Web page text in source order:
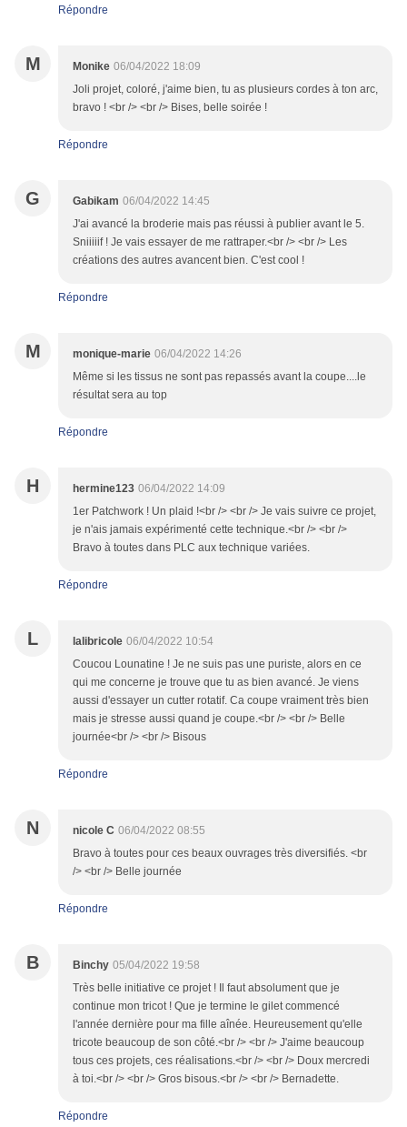
Répondre
M Monike 06/04/2022 18:09
Joli projet, coloré, j'aime bien, tu as plusieurs cordes à ton arc,
bravo ! <br /> <br /> Bises, belle soirée !
Répondre
G Gabikam 06/04/2022 14:45
J'ai avancé la broderie mais pas réussi à publier avant le 5.
Sniiiiif ! Je vais essayer de me rattraper.<br /> <br /> Les
créations des autres avancent bien. C'est cool !
Répondre
M monique-marie 06/04/2022 14:26
Même si les tissus ne sont pas repassés avant la coupe....le
résultat sera au top
Répondre
H hermine123 06/04/2022 14:09
1er Patchwork ! Un plaid !<br /> <br /> Je vais suivre ce projet,
je n'ais jamais expérimenté cette technique.<br /> <br />
Bravo à toutes dans PLC aux technique variées.
Répondre
L lalibricole 06/04/2022 10:54
Coucou Lounatine ! Je ne suis pas une puriste, alors en ce
qui me concerne je trouve que tu as bien avancé. Je viens
aussi d'essayer un cutter rotatif. Ca coupe vraiment très bien
mais je stresse aussi quand je coupe.<br /> <br /> Belle
journée<br /> <br /> Bisous
Répondre
N nicole C 06/04/2022 08:55
Bravo à toutes pour ces beaux ouvrages très diversifiés. <br
/> <br /> Belle journée
Répondre
B Binchy 05/04/2022 19:58
Très belle initiative ce projet ! Il faut absolument que je
continue mon tricot ! Que je termine le gilet commencé
l'année dernière pour ma fille aînée. Heureusement qu'elle
tricote beaucoup de son côté.<br /> <br /> J'aime beaucoup
tous ces projets, ces réalisations.<br /> <br /> Doux mercredi
à toi.<br /> <br /> Gros bisous.<br /> <br /> Bernadette.
Répondre